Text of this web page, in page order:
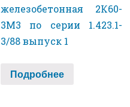
железобетонная 2К60-
3М3 по серии 1.423.1-
3/88 выпуск 1
Подробнее